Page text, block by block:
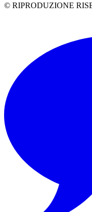
© RIPRODUZIONE